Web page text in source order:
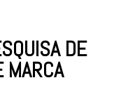
DE
MARCA